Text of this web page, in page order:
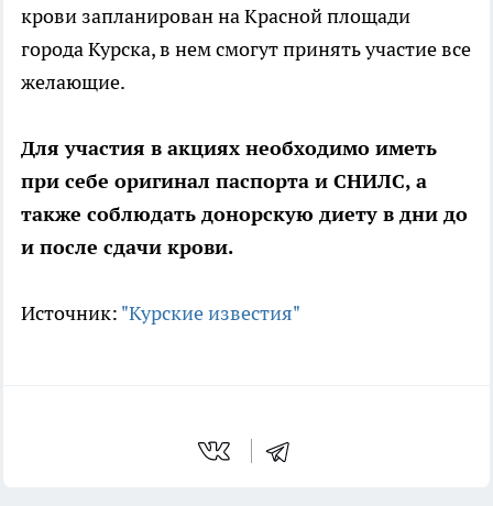
крови запланирован на Красной площади
города Курска, в нем смогут принять участие все
желающие.
Для участия в акциях необходимо иметь
при себе оригинал паспорта и СНИЛС, а
также соблюдать донорскую диету в дни до
и после сдачи крови.
Источник: "Курские известия"